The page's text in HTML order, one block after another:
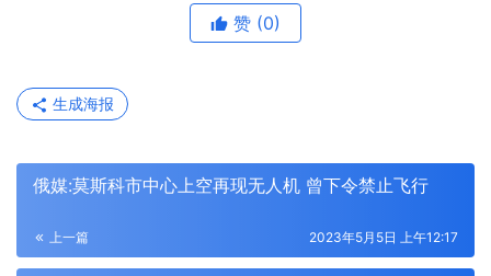
赞 (0)
生成海报
俄媒:莫斯科市中心上空再现无人机 曾下令禁止飞行
上一篇 2023年5月5日 上午12:17